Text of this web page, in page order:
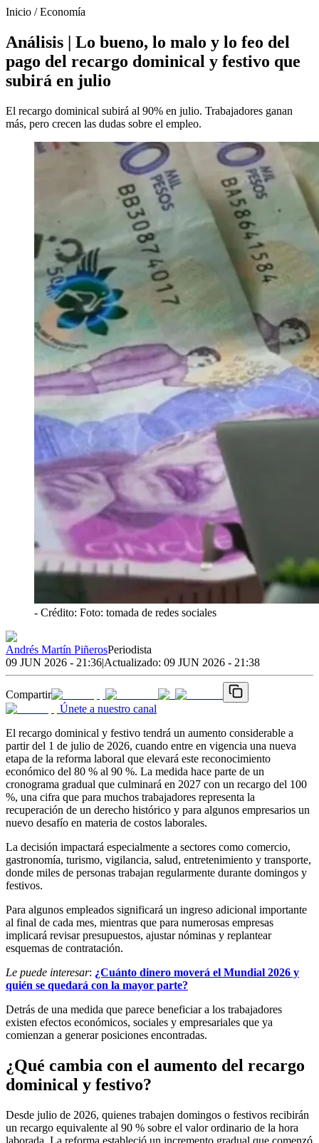
Inicio /Economía
Análisis | Lo bueno, lo malo y lo feo del
pago del recargo dominical y festivo que
subirá en julio
El recargo dominical subirá al 90% en julio. Trabajadores ganan
más, pero crecen las dudas sobre el empleo.
- Crédito: Foto: tomada de redes sociales
Andrés Martín PiñerosPeriodista
09 JUN 2026 - 21:36|Actualizado: 09 JUN 2026 - 21:38
Compartir
Únete a nuestro canal
El recargo dominical y festivo tendrá un aumento considerable a
partir del 1 de julio de 2026, cuando entre en vigencia una nueva
etapa de la reforma laboral que elevará este reconocimiento
económico del 80 % al 90 %. La medida hace parte de un
cronograma gradual que culminará en 2027 con un recargo del 100
%, una cifra que para muchos trabajadores representa la
recuperación de un derecho histórico y para algunos empresarios un
nuevo desafío en materia de costos laborales.
La decisión impactará especialmente a sectores como comercio,
gastronomía, turismo, vigilancia, salud, entretenimiento y transporte,
donde miles de personas trabajan regularmente durante domingos y
festivos.
Para algunos empleados significará un ingreso adicional importante
al final de cada mes, mientras que para numerosas empresas
implicará revisar presupuestos, ajustar nóminas y replantear
esquemas de contratación.
Le puede interesar: ¿Cuánto dinero moverá el Mundial 2026 y
quién se quedará con la mayor parte?
Detrás de una medida que parece beneficiar a los trabajadores
existen efectos económicos, sociales y empresariales que ya
comienzan a generar posiciones encontradas.
¿Qué cambia con el aumento del recargo
dominical y festivo?
Desde julio de 2026, quienes trabajen domingos o festivos recibirán
un recargo equivalente al 90 % sobre el valor ordinario de la hora
laborada. La reforma estableció un incremento gradual que comenzó